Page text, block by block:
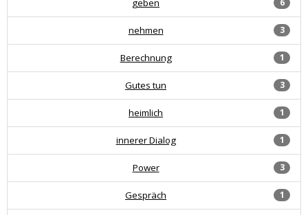
geben
3
nehmen
1
Berechnung
3
Gutes tun
1
heimlich
1
innerer Dialog
3
Power
1
Gespräch